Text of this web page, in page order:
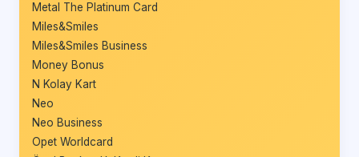
Metal The Platinum Card
Miles&Smiles
Miles&Smiles Business
Money Bonus
N Kolay Kart
Neo
Neo Business
Opet Worldcard